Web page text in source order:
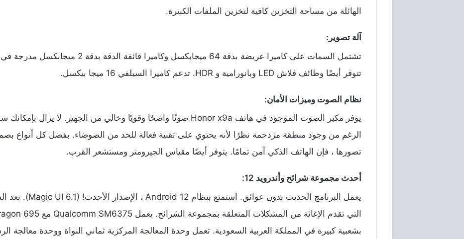
الهائلة من مساحة التخزين كافية لتخزين الملفات الكبيرة.
آلة تصوير:
تشتمل السمات على كاميرا عريضة بدقة ميجابكسل وكاميرا فائقة الدقة بدقة ميجابكسل مدرجة في
تتوفر أيضًا وظائف فلاش وبانورامية و تدعم كاميرا السيلفي ميجا بيكسل.
نظام الصوت وميزات الأمان:
يوفر مكبر الصوت الموجود في هاتف صوتًا واضحًا وقويًا وخالي من الجهير . لا يزال بإمكانك
الرغم من وجود منطقة مزدحمة نظرًا لأنه يحتوي على تقنية فعالة للحد من الضوضاء. بفضل كل أنواع
تصورها ، فإن الهاتف الذكي آمن تمامًا. يتوفر أيضًا مقياس الجيرومتر ومستشعر القرب.
أحدث مجموعة شرائح وأندرويد 12:
يعمل البرنامج الحديث بدون عوائق. استمتع بنظام ، الإصدار الأحدث! (Magic UI 6.1). تعد
التي تقدم الإغاثة من المشكلات المتعلقة بمجموعة الشرائح. يعمل مع
بشعبية كبيرة في المملكة العربية السعودية. تعمل وحدة المعالجة المركزية ثماني النواة ووحدة معالجة